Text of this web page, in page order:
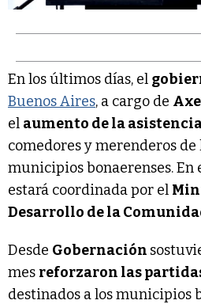
En los últimos días, el
Buenos Aires, a cargo de
el aumento de la
comedores y merenderos
municipios bonaerenses. En
estará coordinada por el
Desarrollo de la
Desde Gobernación
mes reforzaron las
destinados a los municipios